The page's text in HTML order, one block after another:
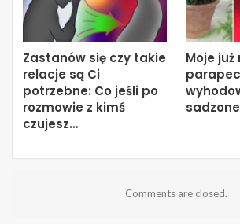
Zastanów się czy takie
relacje są Ci
potrzebne: Co jeśli po
rozmowie z kimś
czujesz…
Moje już
Comments are closed.